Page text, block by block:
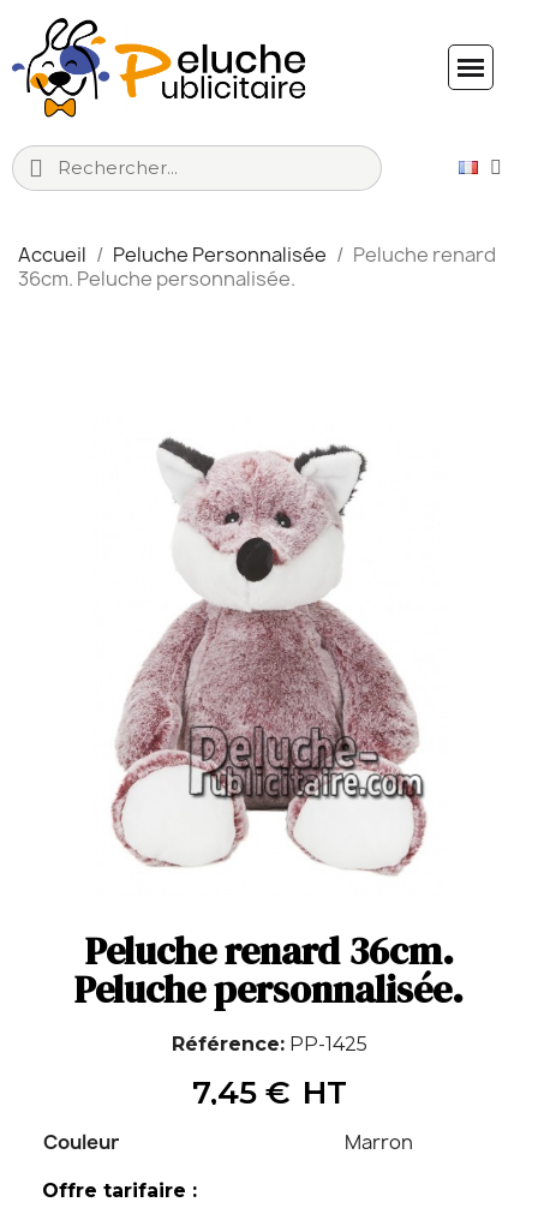
Accueil Peluche Personnalisée
Peluche renard
36cm. Peluche personnalisée.
Peluche renard 36cm.
Peluche personnalisée.
Référence PP-1425
7,45 € HT
Couleur Marron
Offre tarifaire :